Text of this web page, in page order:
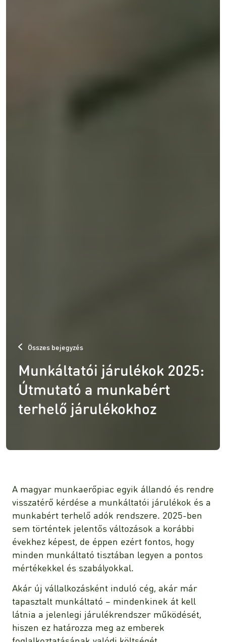
Összes bejegyzés
Munkáltatói járulékok 2025:
Útmutató a munkabért
terhelő járulékokhoz
A magyar munkaerőpiac egyik állandó és rendre
visszatérő kérdése a munkáltatói járulékok és a
munkabért terhelő adók rendszere. 2025-ben
sem történtek jelentős változások a korábbi
évekhez képest, de éppen ezért fontos, hogy
minden munkáltató tisztában legyen a pontos
mértékekkel és szabályokkal.
Akár új vállalkozásként induló cég, akár már
tapasztalt munkáltató – mindenkinek át kell
látnia a jelenlegi járulékrendszer működését,
hiszen ez határozza meg az emberek